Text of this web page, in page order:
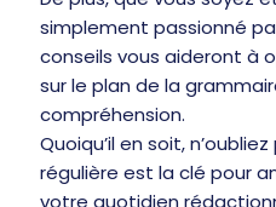
simplement passionné
conseils vous aideront à
sur le plan de la
compréhension.
Quoiqu’il en soit,
régulière est la clé pour
votre quotidien